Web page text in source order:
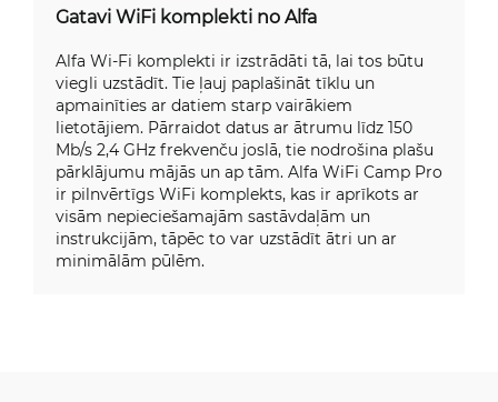
Gatavi WiFi komplekti no Alfa
Alfa Wi-Fi komplekti ir izstrādāti tā, lai tos būtu
viegli uzstādīt. Tie ļauj paplašināt tīklu un
apmainīties ar datiem starp vairākiem
lietotājiem. Pārraidot datus ar ātrumu līdz 150
Mb/s 2,4 GHz frekvenču joslā, tie nodrošina plašu
pārklājumu mājās un ap tām. Alfa WiFi Camp Pro
ir pilnvērtīgs WiFi komplekts, kas ir aprīkots ar
visām nepieciešamajām sastāvdaļām un
instrukcijām, tāpēc to var uzstādīt ātri un ar
minimālām pūlēm.